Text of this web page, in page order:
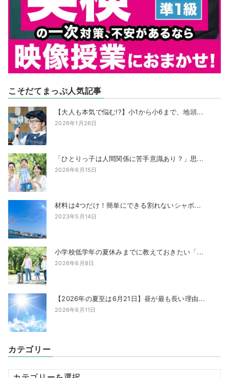
こそだてまっぷ人気記事
【大人も本気で悩む!?】小1から小6まで、地頭...
2026年1月26日
「ひとりっ子は人間関係に苦手意識あり？」思...
2026年6月15日
材料は4つだけ！簡単にできる割れないシャボ...
2023年5月14日
小学校低学年の夏休みまでに教えておきたい「...
2026年6月8日
【2026年の夏至は6月21日】昼が最も長い理由...
2026年6月11日
カテゴリー
カ